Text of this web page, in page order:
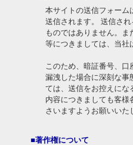
本サイトの送信フォーム
送信されます。 送信さ
ものではありません。
等につきましては、当社
このため、暗証番号、
漏洩した場合に深刻な事
ては、送信をお控えにな
内容につきましても客
さいますようお願いいた
■著作権について